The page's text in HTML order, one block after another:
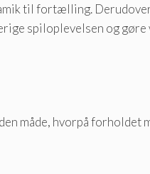
til fortælling.
spiloplevelsen og gøre
måde, hvorpå forholdet